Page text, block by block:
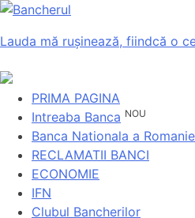
Lauda mă rușinează, fiindcă o
PRIMA PAGINA
Intreaba Banca NOU
Banca Nationala a
RECLAMATII BANCI
ECONOMIE
IFN
Clubul Bancherilor